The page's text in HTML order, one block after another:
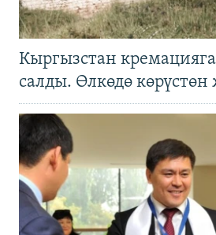
Кыргызстан
салды. Өлкөдө